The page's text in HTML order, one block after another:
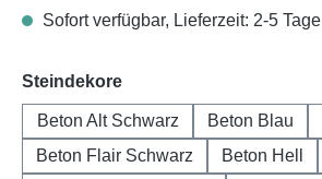
Sofort verfügbar, Lieferzeit: 2-5 Tage
Steindekoreauswählen
Beton Alt Schwarz Beton Blau
Beton Flair Schwarz
Beton Hell